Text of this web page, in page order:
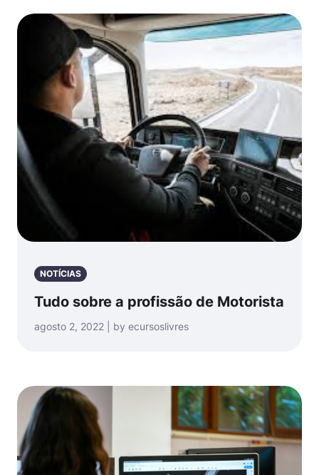
NOTÍCIAS
Tudo sobre a profissão de Motorista
agosto 2, 2022 | by ecursoslivres